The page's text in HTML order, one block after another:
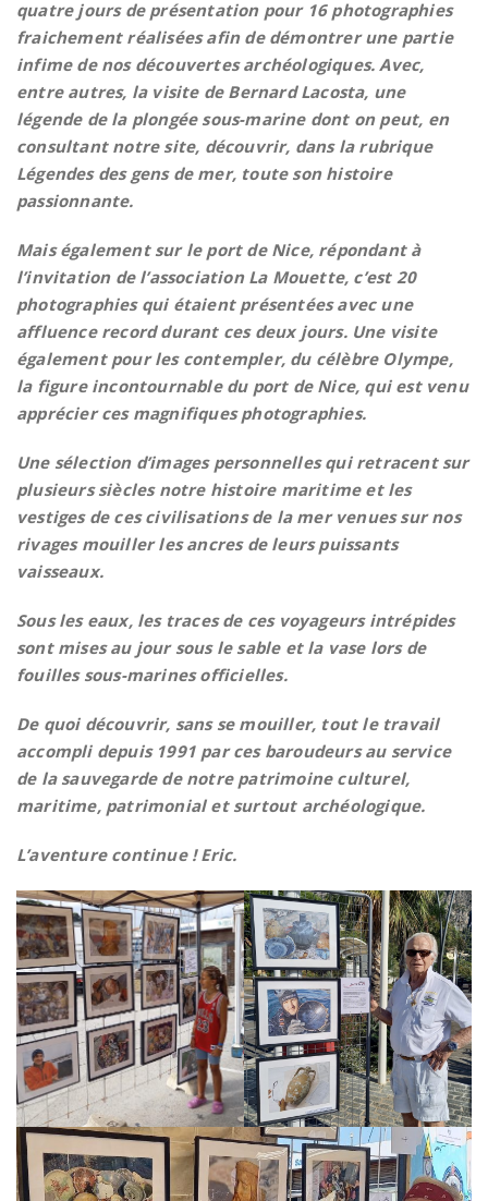
quatre jours de présentation pour 16 photographies
fraichement réalisées afin de démontrer une partie
infime de nos découvertes archéologiques. Avec,
entre autres, la visite de Bernard Lacosta, une
légende de la plongée sous-marine dont on peut, en
consultant notre site, découvrir, dans la rubrique
Légendes des gens de mer, toute son histoire
passionnante.
Mais également sur le port de Nice, répondant à
l’invitation de l’association La Mouette, c’est 20
photographies qui étaient présentées avec une
affluence record durant ces deux jours. Une visite
également pour les contempler, du célèbre Olympe,
la figure incontournable du port de Nice, qui est venu
apprécier ces magnifiques photographies.
Une sélection d’images personnelles qui retracent sur
plusieurs siècles notre histoire maritime et les
vestiges de ces civilisations de la mer venues sur nos
rivages mouiller les ancres de leurs puissants
vaisseaux.
Sous les eaux, les traces de ces voyageurs intrépides
sont mises au jour sous le sable et la vase lors de
fouilles sous-marines officielles.
De quoi découvrir, sans se mouiller, tout le travail
accompli depuis 1991 par ces baroudeurs au service
de la sauvegarde de notre patrimoine culturel,
maritime, patrimonial et surtout archéologique.
L’aventure continue ! Eric.